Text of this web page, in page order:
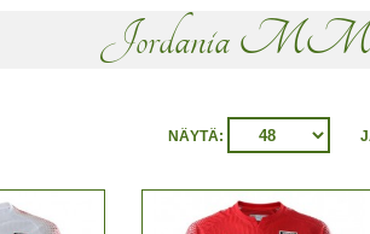
Jordania MM-
NÄYTÄ: